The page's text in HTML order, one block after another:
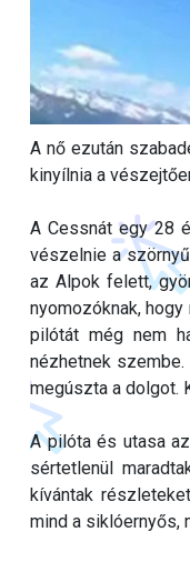
A nő ezután
kinyílnia a
A Cessnát egy 28
vészelnie a
az Alpok felett,
nyomozóknak,
pilótát még nem
nézhetnek
megúszta a dolgot.
A pilóta és utasa
sértetlenül
kívántak
mind a siklóernyős,